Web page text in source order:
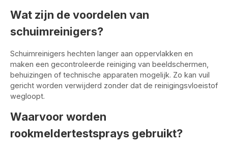
Wat zijn de voordelen van
schuimreinigers?
Schuimreinigers hechten langer aan oppervlakken en
maken een gecontroleerde reiniging van beeldschermen,
behuizingen of technische apparaten mogelijk. Zo kan vuil
gericht worden verwijderd zonder dat de reinigingsvloeistof
wegloopt.
Waarvoor worden
rookmeldertestsprays gebruikt?